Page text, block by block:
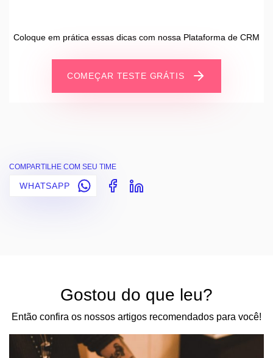
Coloque em prática essas dicas com nossa Plataforma de CRM
COMEÇAR TESTE GRÁTIS
COMPARTILHE COM SEU TIME
WHATSAPP
Gostou do que leu?
Então confira os nossos artigos recomendados para você!